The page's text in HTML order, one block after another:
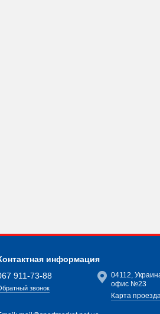
информация
911-73-88
звонок
04112,
офис №23
Карта